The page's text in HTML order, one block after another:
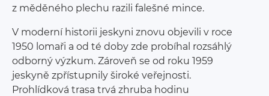
z měděného plechu razili falešné mince.
V moderní historii jeskyni znovu objevili v roce
1950 lomaři a od té doby zde probíhal rozsáhlý
odborný výzkum. Zároveň se od roku 1959
jeskyně zpřístupnily široké veřejnosti.
Prohlídková trasa trvá zhruba hodinu